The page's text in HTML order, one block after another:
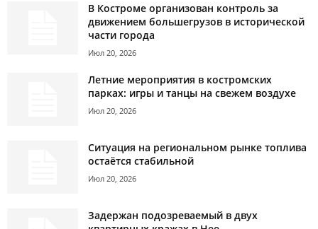
В Костроме организован контроль за
движением большегрузов в исторической
части города
Июл 20, 2026
Летние мероприятия в костромских
парках: игры и танцы на свежем воздухе
Июл 20, 2026
Ситуация на региональном рынке топлива
остаётся стабильной
Июл 20, 2026
Задержан подозреваемый в двух